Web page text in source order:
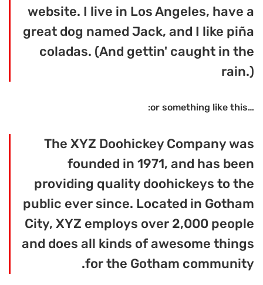
website. I live in Los Angeles, have a
great dog named Jack, and I like piña
coladas. (And gettin' caught in the
rain.)
…or something like this:
The XYZ Doohickey Company was
founded in 1971, and has been
providing quality doohickeys to the
public ever since. Located in Gotham
City, XYZ employs over 2,000 people
and does all kinds of awesome things
for the Gotham community.